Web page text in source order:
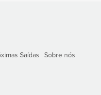
Saídas Sobre nós